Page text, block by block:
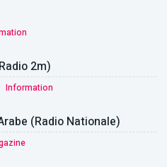
2m)
Information
(Radio Nationale)